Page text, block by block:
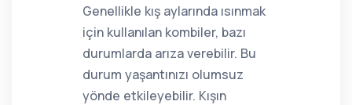
Genellikle kış aylarında ısınmak
için kullanılan kombiler, bazı
durumlarda arıza verebilir. Bu
durum yaşantınızı olumsuz
yönde etkileyebilir. Kışın